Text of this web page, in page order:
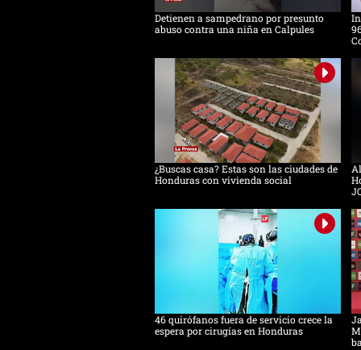
Detienen a sampedrano por presunto
abuso contra una niña en Calpules
¿Buscas casa? Estas son las ciudades de
Honduras con vivienda social
46 quirófanos fuera de servicio crece la
espera por cirugías en Honduras